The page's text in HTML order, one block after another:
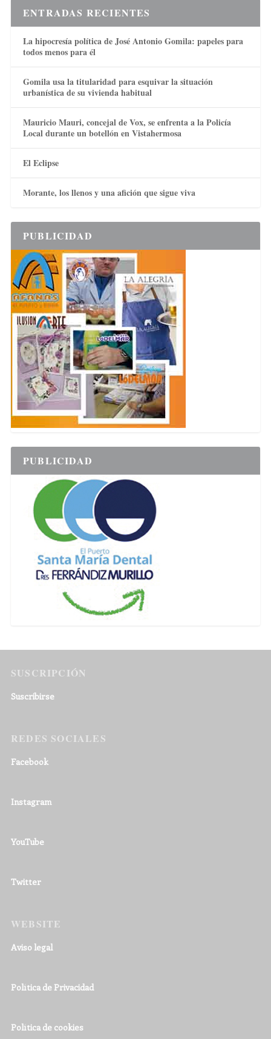
ENTRADAS RECIENTES
La hipocresía política de José Antonio Gomila: papeles para
todos menos para él
Gomila usa la titularidad para esquivar la situación
urbanística de su vivienda habitual
Mauricio Mauri, concejal de Vox, se enfrenta a la Policía
Local durante un botellón en Vistahermosa
El Eclipse
Morante, los llenos y una afición que sigue viva
PUBLICIDAD
PUBLICIDAD
SUSCRIPCIÓN
Suscribirse
REDES SOCIALES
Facebook
Instagram
YouTube
Twitter
WEBSITE
Aviso legal
Política de Privacidad
Política de cookies